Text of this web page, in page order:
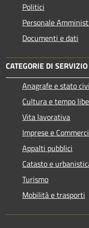
Politici
Personale
Documenti e dati
CATEGORIE DI SERVIZIO
Anagrafe e stato
Cultura e tempo
Vita lavorativa
Imprese e
Appalti pubblici
Catasto e
Turismo
Mobilità e trasporti